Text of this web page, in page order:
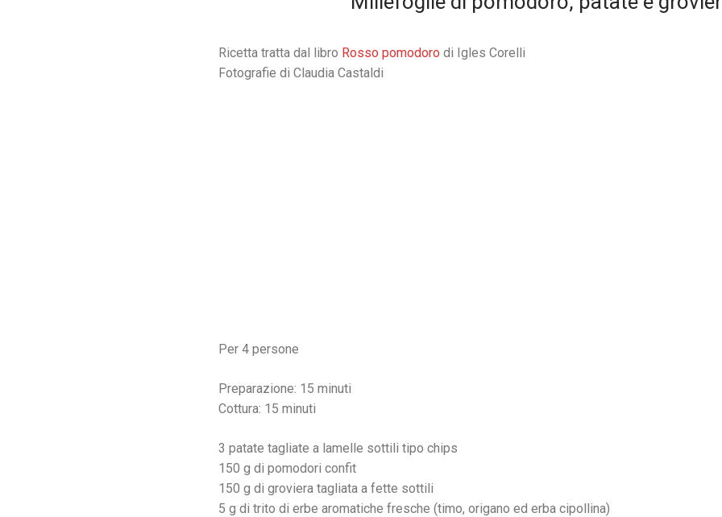
Ricetta tratta dal libro Rosso pomodoro di Igles Corelli
Fotografie di Claudia Castaldi
Per 4 persone
Preparazione: 15 minuti
Cottura: 15 minuti
3 patate tagliate a lamelle sottili tipo chips
150 g di pomodori confit
150 g di groviera tagliata a fette sottili
5 g di trito di erbe aromatiche fresche (timo, origano ed erba cipollina)